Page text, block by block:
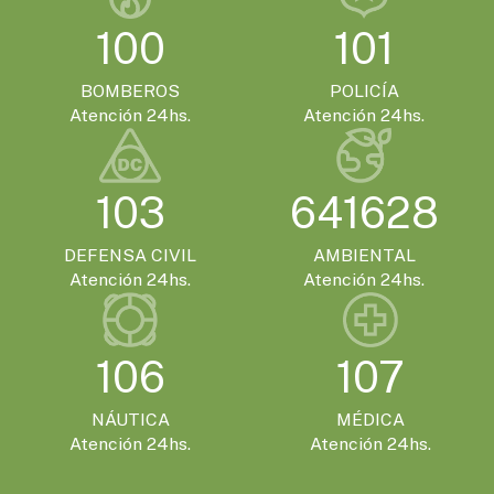
VIERNES 13 DE NOVIEMBRE - 14:00HS.
Gualeguaychú confirmó que será la sede
EVENTOS TURISTICOS
SÁBADO 21 DE NOVIEMBRE - 20:00HS.
El Encuentro Batuque celebra su 4ª edición
en Gualeguaychú
100
BOMBEROS
Atención 24hs.
101
POLICÍA
Atención 24hs.
103
DEFENSA CIVIL
Atención 24hs.
641628
AMBIENTAL
Atención 24hs.
106
NÁUTICA
Atención 24hs.
107
MÉDICA
Atención 24hs.